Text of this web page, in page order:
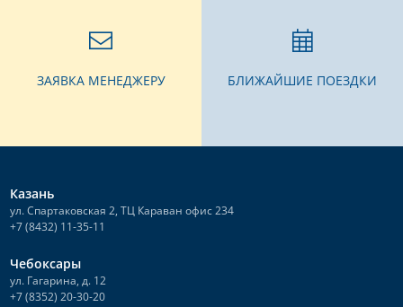
ЗАЯВКА МЕНЕДЖЕРУ БЛИЖАЙШИЕ ПОЕЗДКИ
Казань
ул. Спартаковская 2, ТЦ Караван офис 234
+7 (8432) 11-35-11
Чебоксары
ул. Гагарина, д. 12
+7 (8352) 20-30-20